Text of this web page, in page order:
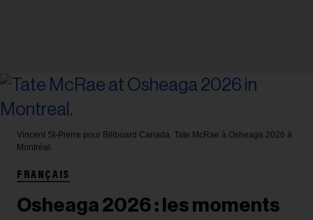
Vincent St-Pierre pour Billboard Canada. Tate McRae à Osheaga 2026 à
Montréal.
FRANÇAIS
Osheaga 2026 : les moments